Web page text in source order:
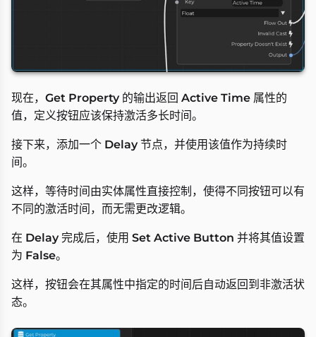
现在， Get Property的输出返回 Active Time 属性的
值，定义按钮应该保持激活多长时间。
接下来，添加一个 Delay节点，并使用该值作为持续时
间。
这样，等待时间由实体属性直接控制，使得不同按钮可以有
不同的激活时间，而无需更改逻辑。
在 Delay完成后，使用 Set Active Button 并将其值设置
为 False。
这样，按钮会在其属性中指定的时间后自动返回到非激活状
态。